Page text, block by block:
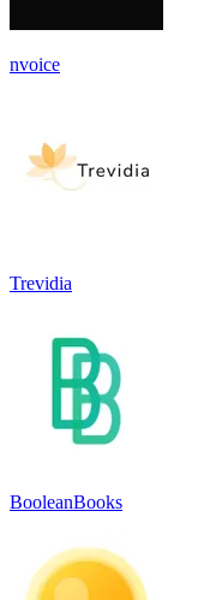
nvoice
Trevidia
BooleanBooks